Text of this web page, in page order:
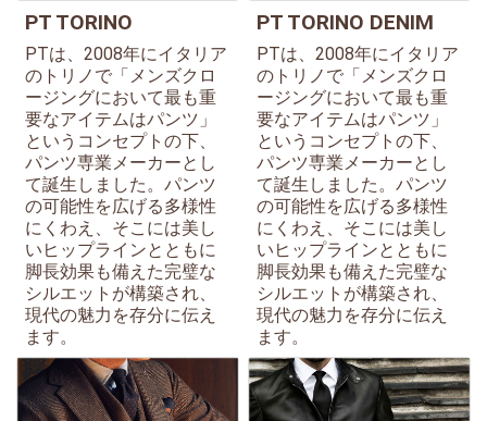
PT TORINO
PTは、2008年にイタリア
のトリノで「メンズクロ
ージングにおいて最も重
要なアイテムはパンツ」
というコンセプトの下、
パンツ専業メーカーとし
て誕生しました。パンツ
の可能性を広げる多様性
にくわえ、そこには美し
いヒップラインとともに
脚長効果も備えた完璧な
シルエットが構築され、
現代の魅力を存分に伝え
ます。
PT TORINO DENIM
PTは、2008年にイタリア
のトリノで「メンズクロ
ージングにおいて最も重
要なアイテムはパンツ」
というコンセプトの下、
パンツ専業メーカーとし
て誕生しました。パンツ
の可能性を広げる多様性
にくわえ、そこには美し
いヒップラインとともに
脚長効果も備えた完璧な
シルエットが構築され、
現代の魅力を存分に伝え
ます。